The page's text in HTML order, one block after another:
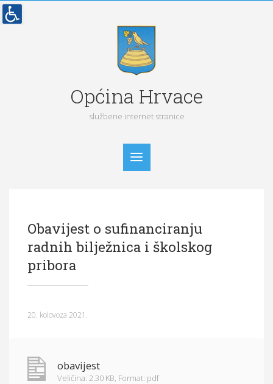
Općina Hrvace
službene internet stranice
Vijesti
Obavijesti
Općinska tijela
Pristup informacijama
Obavijest o sufinanciranju
radnih bilježnica i školskog
pribora
20. kolovoza 2021.
obavijest
Veličina: 2.30 KB, Format: pdf